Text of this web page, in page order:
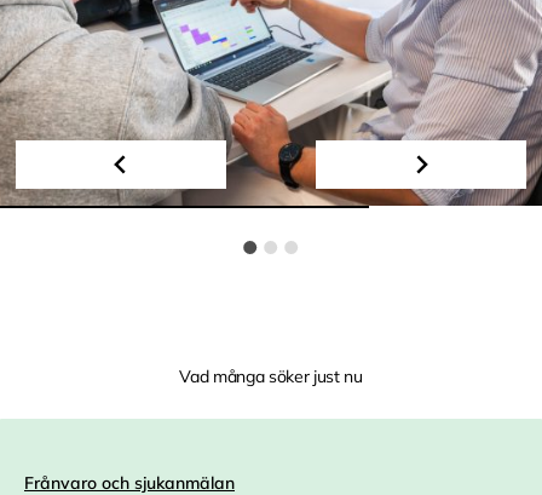
Vad många söker just nu
Frånvaro och sjukanmälan